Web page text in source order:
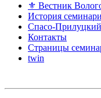
⚜ Вестник
История
Спасо-
Контакты
Страницы
twin